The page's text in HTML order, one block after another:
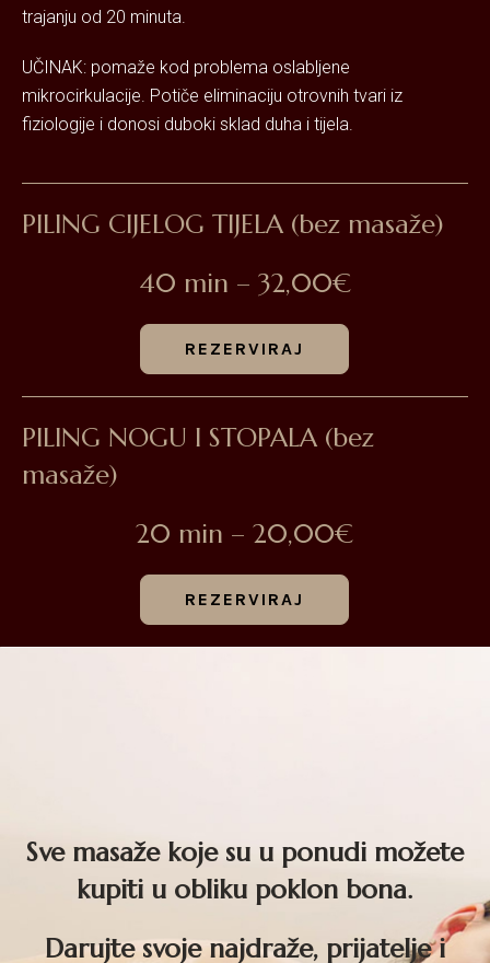
trajanju od 20 minuta.
UČINAK: pomaže kod problema oslabljene
mikrocirkulacije. Potiče eliminaciju otrovnih tvari iz
fiziologije i donosi duboki sklad duha i tijela.
PILING CIJELOG TIJELA (bez masaže)
40 min – 32,00€
REZERVIRAJ
PILING NOGU I STOPALA (bez
masaže)
20 min – 20,00€
REZERVIRAJ
Sve masaže koje su u ponudi možete
kupiti u obliku poklon bona.
Darujte svoje najdraže, prijatelje i